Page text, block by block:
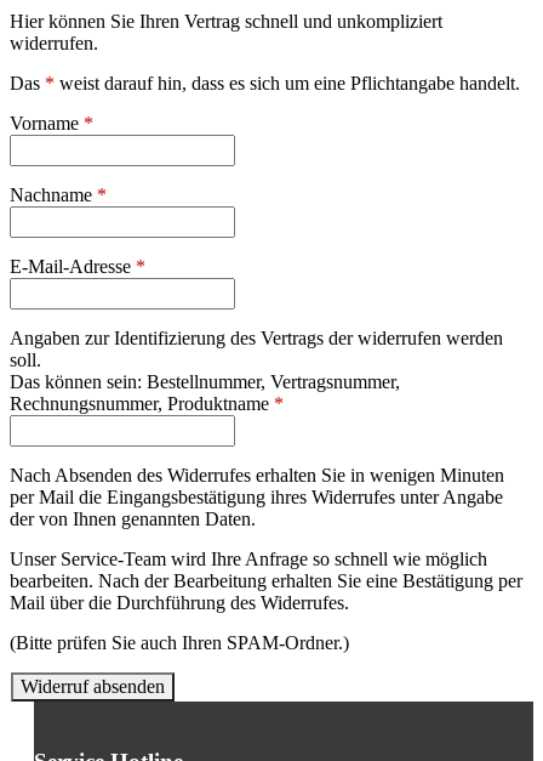
Hier können Sie Ihren Vertrag schnell und unkompliziert
widerrufen.
Das * weist darauf hin, dass es sich um eine Pflichtangabe handelt.
Vorname *
Nachname *
E-Mail-Adresse *
Angaben zur Identifizierung des Vertrags der widerrufen werden
soll.
Das können sein: Bestellnummer, Vertragsnummer,
Rechnungsnummer, Produktname *
Nach Absenden des Widerrufes erhalten Sie in wenigen Minuten
per Mail die Eingangsbestätigung ihres Widerrufes unter Angabe
der von Ihnen genannten Daten.
Unser Service-Team wird Ihre Anfrage so schnell wie möglich
bearbeiten. Nach der Bearbeitung erhalten Sie eine Bestätigung per
Mail über die Durchführung des Widerrufes.
(Bitte prüfen Sie auch Ihren SPAM-Ordner.)
Widerruf absenden